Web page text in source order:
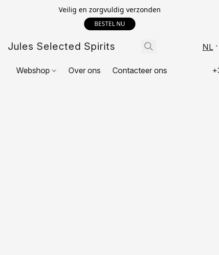
Veilig en zorgvuldig verzonden
BESTEL NU
Jules Selected Spirits NL
Webshop Over ons Contacteer ons